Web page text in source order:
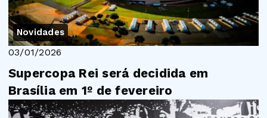
Novidades
03/01/2026
Supercopa Rei será decidida em
Brasília em 1º de fevereiro